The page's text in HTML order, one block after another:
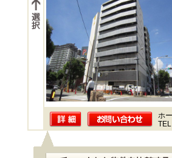
ホ